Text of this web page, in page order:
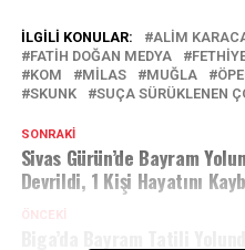
İLGILI KONULAR: ALIM
FATIH DOĞAN MEDYA
KOM
MILAS MUĞLA
SKUNK
SUÇA SÜRÜKLENEN
SONRAKI
Sivas Gürün’de Bayram
Devrildi, 1 Kişi Hayatını
ÖNCEKI